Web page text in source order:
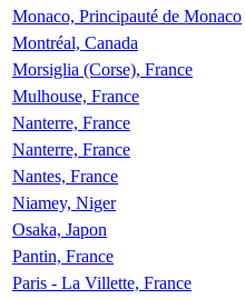
Monaco, Principauté de Monaco
Montréal, Canada
Morsiglia (Corse), France
Mulhouse, France
Nanterre, France
Nanterre, France
Nantes, France
Niamey, Niger
Osaka, Japon
Pantin, France
Paris - La Villette, France